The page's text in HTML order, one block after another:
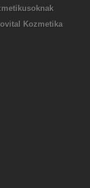
Kozmetika